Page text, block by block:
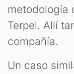
metodología
Terpel. Allí
compañía.
Un caso